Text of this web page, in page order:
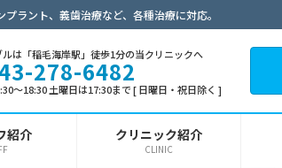
ラント、義歯治療など、各種治療に対応。
は「稲毛海岸駅」徒歩1分の当クリニックへ
278-6482
～18:30 土曜日は17:30まで [ 日曜日・祝日除く ]
紹介 クリニック紹介
CLINIC